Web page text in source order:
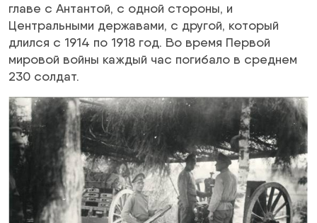
главе с Антантой, с одной стороны, и
Центральными державами, с другой, который
длился с 1914 по 1918 год. Во время Первой
мировой войны каждый час погибало в среднем
230 солдат.